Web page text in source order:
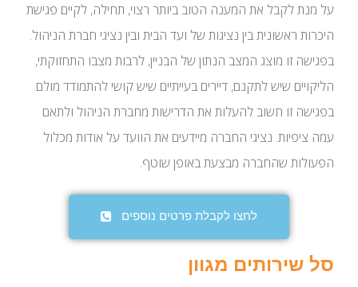
על מנת לקבל את המענה הטוב ביותר רצוי, תחילה, לקיים פגישת
היכרות ראשונית בין נציגות של ועד הבית ובין נציגי חברת הניהול.
בפגישה זו מוצג המצב הנתון של הבניין, לרבות מצבו התחזוקתי,
הליקויים שיש לתקנם, דיירים בעייתיים שיש קושי להתמודד מולם.
בפגישה זו חשוב להעלות את הדרישות מחברת הניהול ולתאם
עמה ציפיות. נציגי החברה מיידעים את הוועד על אודות מכלול
הפעולות שהחברה מבצעת באופן שוטף.
לחצו לקבלת פרטים נוספים
סל שירותים מגוון